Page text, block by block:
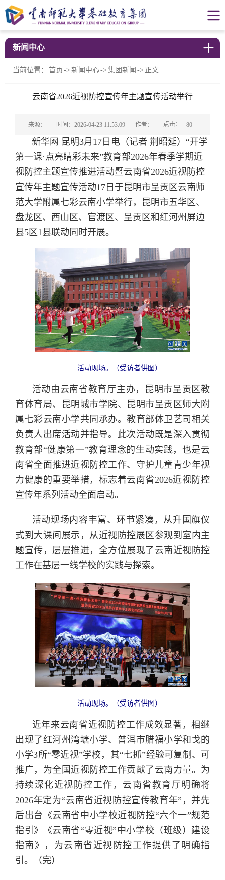
新闻中心
当前位置： 首页 -> 新闻中心-> 集团新闻 -> 正文
云南省2026近视防控宣传年主题宣传活动举行
来源： 时间：2026-04-23 11:53:09 作者： 点击： 80
新华网 昆明3月17日电（记者 荆昭延）“开学
第一课·点亮睛彩未来”教育部2026年春季学期近
视防控主题宣传推进活动暨云南省2026近视防控
宣传年主题宣传活动17日于昆明市呈贡区云南师
范大学附属七彩云南小学举行，昆明市五华区、
盘龙区、西山区、官渡区、呈贡区和红河州屏边
县5区1县联动同时开展。
活动现场。（受访者供图）
活动由云南省教育厅主办，昆明市呈贡区教
育体育局、昆明城市学院、昆明市呈贡区师大附
属七彩云南小学共同承办。教育部体卫艺司相关
负责人出席活动并指导。此次活动既是深入贯彻
教育部“健康第一”教育理念的生动实践，也是云
南省全面推进近视防控工作、守护儿童青少年视
力健康的重要举措，标志着云南省2026近视防控
宣传年系列活动全面启动。
活动现场内容丰富、环节紧凑，从升国旗仪
式到大课间展示，从近视防控展区参观到室内主
题宣传，层层推进，全方位展现了云南近视防控
工作在基层一线学校的实践与探索。
活动现场。（受访者供图）
近年来云南省近视防控工作成效显著，相继
出现了红河州湾塘小学、普洱市腊福小学和戈的
小学3所“零近视”学校，其“七抓”经验可复制、可
推广，为全国近视防控工作贡献了云南力量。为
持续深化近视防控工作，云南省教育厅明确将
2026年定为“云南省近视防控宣传教育年”，并先
后出台《云南省中小学校近视防控“六个一”规范
指引》《云南省“零近视”中小学校（班级）建设
指南》，为云南省近视防控工作提供了明确指
引。（完）